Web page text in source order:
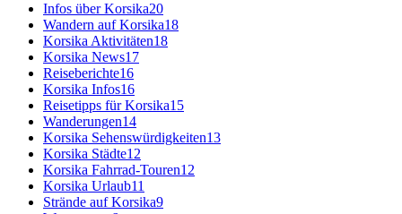
Infos über Korsika20
Wandern auf Korsika18
Korsika Aktivitäten18
Korsika News17
Reiseberichte16
Korsika Infos16
Reisetipps für Korsika15
Wanderungen14
Korsika Sehenswürdigkeiten13
Korsika Städte12
Korsika Fahrrad-Touren12
Korsika Urlaub11
Strände auf Korsika9